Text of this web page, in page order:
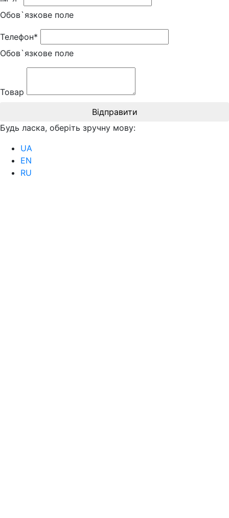
Обов`язкове поле
Телефон*
Обов`язкове поле
Товар
Відправити
Будь ласка, оберіть зручну мову:
UA
EN
RU